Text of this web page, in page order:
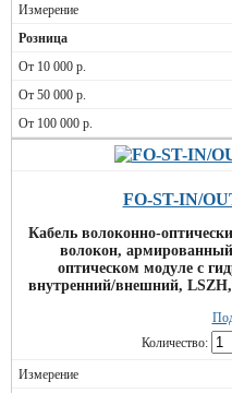
FO-ST-IN/
Кабель волоконно-
волокон,
оптическом модуле с
внутренний/внешний,
Количество: